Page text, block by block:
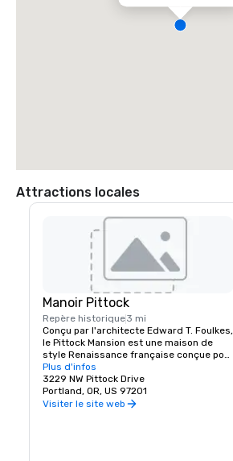
Attractions locales
Manoir Pittock
Repère historique3 mi
Conçu par l'architecte Edward T. Foulkes,
le Pittock Mansion est une maison de
style Renaissance française conçue pour
capturer la vue sur le centre-ville de
Portland et les montagnes des
Cascades. Construit en 1912 pour le
rédacteur en chef du journal The
Plus d'infos
3229 NW Pittock Drive
Portland, OR, US 97201
Visiter le site web